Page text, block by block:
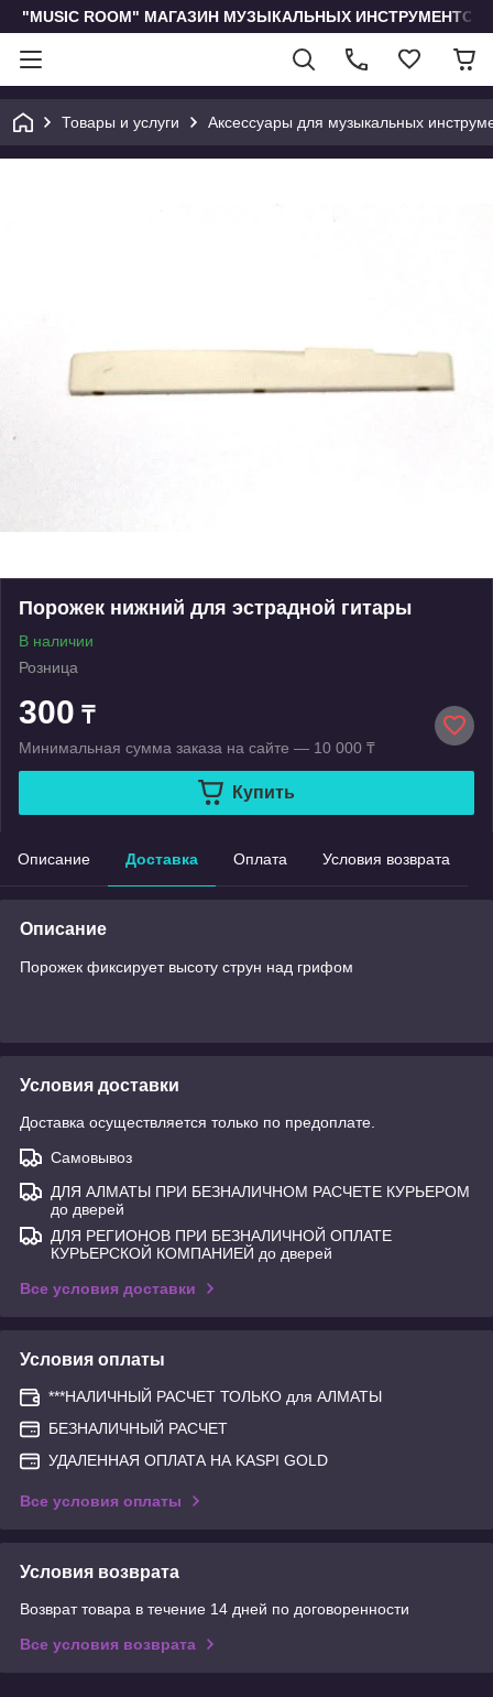
"MUSIC ROOM" МАГАЗИН МУЗЫКАЛЬНЫХ
Товары и услуги Аксессуары для музыкальных
Порожек нижний для эстрадной гитары
В наличии
Розница
300 ₸
Минимальная сумма заказа на сайте — 10 000 ₸
Купить
Описание Доставка Оплата Условия возврата
Описание
Порожек фиксирует высоту струн над грифом
Условия доставки
Доставка осуществляется только по предоплате.
Самовывоз
ДЛЯ АЛМАТЫ ПРИ БЕЗНАЛИЧНОМ РАСЧЕТЕ КУРЬЕРОМ
до дверей
ДЛЯ РЕГИОНОВ ПРИ БЕЗНАЛИЧНОЙ ОПЛАТЕ
КУРЬЕРСКОЙ КОМПАНИЕЙ до дверей
Все условия доставки
Условия оплаты
***НАЛИЧНЫЙ РАСЧЕТ ТОЛЬКО для АЛМАТЫ
БЕЗНАЛИЧНЫЙ РАСЧЕТ
УДАЛЕННАЯ ОПЛАТА НА KASPI GOLD
Все условия оплаты
Условия возврата
Возврат товара в течение 14 дней по договоренности
Все условия возврата